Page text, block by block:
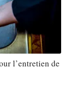
l’entretien de